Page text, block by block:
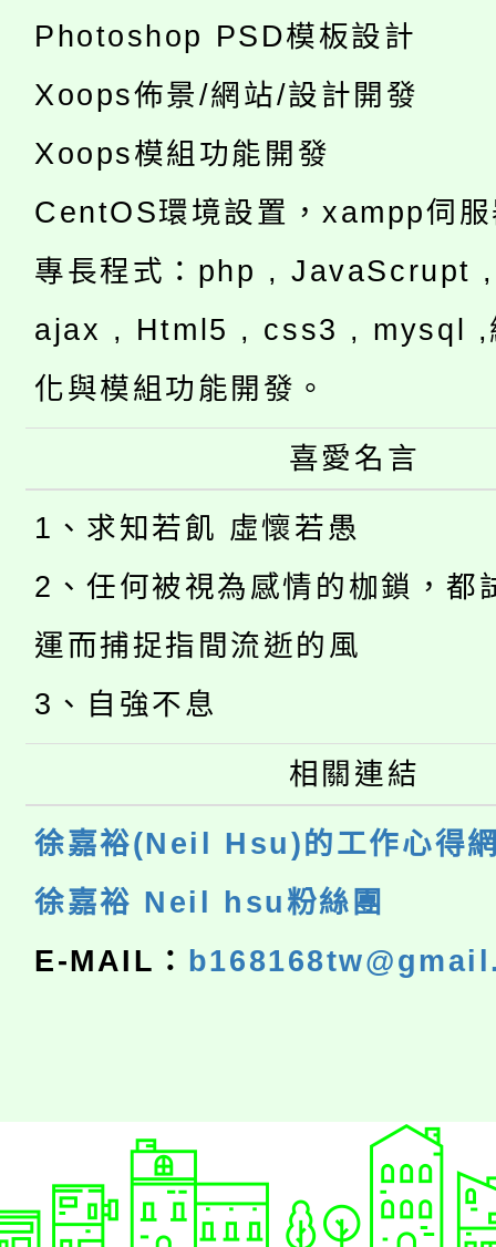
Photoshop PSD模板設計
Xoops佈景/網站/設計開發
Xoops模組功能開發
CentOS環境設置，xampp伺
專長程式：php , JavaScrupt
ajax , Html5 , css3 , mysql ,
化與模組功能開發。
喜愛名言
1、求知若飢 虛懷若愚
2、任何被視為感情的枷鎖，都
運而捕捉指間流逝的風
3、自強不息
相關連結
徐嘉裕(Neil Hsu)的工作心得
徐嘉裕 Neil hsu粉絲團
E-MAIL：